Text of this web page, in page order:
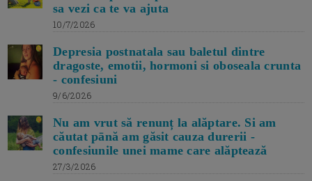
sa vezi ca te va ajuta
10/7/2026
Depresia postnatala sau baletul dintre
dragoste, emotii, hormoni si oboseala crunta
- confesiuni
9/6/2026
Nu am vrut să renunț la alăptare. Si am
căutat pānă am găsit cauza durerii -
confesiunile unei mame care alăptează
27/3/2026